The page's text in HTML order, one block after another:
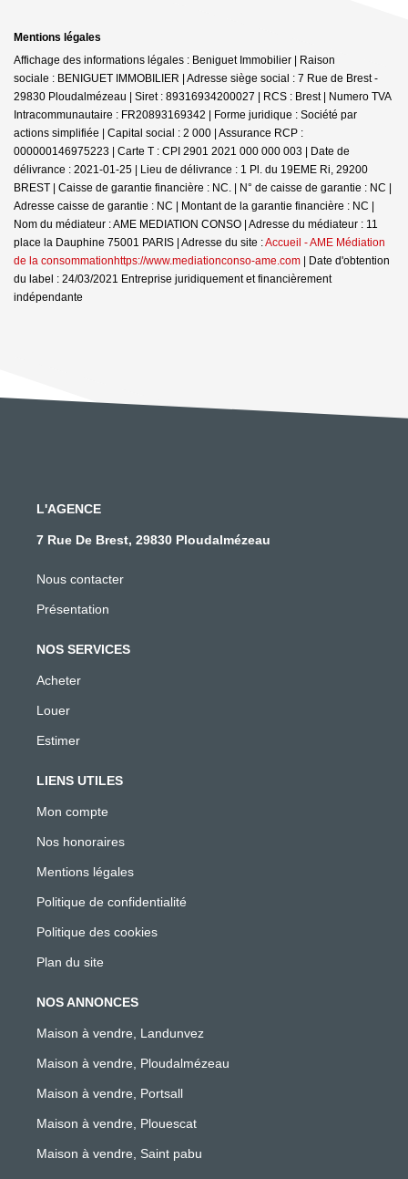
Mentions légales
Affichage des informations légales : Beniguet Immobilier | Raison
sociale : BENIGUET IMMOBILIER | Adresse siège social : 7 Rue de Brest -
29830 Ploudalmézeau | Siret : 89316934200027 | RCS : Brest | Numero TVA
Intracommunautaire : FR20893169342 | Forme juridique : Société par
actions simplifiée | Capital social : 2 000 | Assurance RCP :
000000146975223 | Carte T : CPI 2901 2021 000 000 003 | Date de
délivrance : 2021-01-25 | Lieu de délivrance : 1 Pl. du 19EME Ri, 29200
BREST | Caisse de garantie financière : NC. | N° de caisse de garantie : NC |
Adresse caisse de garantie : NC | Montant de la garantie financière : NC |
Nom du médiateur : AME MEDIATION CONSO | Adresse du médiateur : 11
place la Dauphine 75001 PARIS | Adresse du site :Accueil - AME Médiation
de la consommationhttps://www.mediationconso-ame.com | Date d'obtention
du label : 24/03/2021 Entreprise juridiquement et financièrement
indépendante
L'AGENCE
7 Rue De Brest, 29830 Ploudalmézeau
Nous contacter
Présentation
NOS SERVICES
Acheter
Louer
Estimer
LIENS UTILES
Mon compte
Nos honoraires
Mentions légales
Politique de confidentialité
Politique des cookies
Plan du site
NOS ANNONCES
Maison à vendre, Landunvez
Maison à vendre, Ploudalmézeau
Maison à vendre, Portsall
Maison à vendre, Plouescat
Maison à vendre, Saint pabu